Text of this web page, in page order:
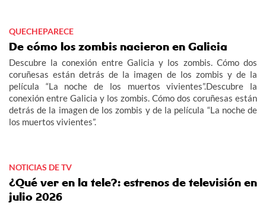
QUECHEPARECE
De cómo los zombis nacieron en Galicia
Descubre la conexión entre Galicia y los zombis. Cómo dos
coruñesas están detrás de la imagen de los zombis y de la
película “La noche de los muertos vivientes”.Descubre la
conexión entre Galicia y los zombis. Cómo dos coruñesas están
detrás de la imagen de los zombis y de la película “La noche de
los muertos vivientes”.
NOTICIAS DE TV
¿Qué ver en la tele?: estrenos de televisión en
julio 2026